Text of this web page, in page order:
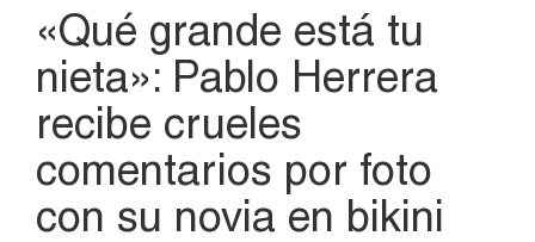
«Qué grande está tu
nieta»: Pablo Herrera
recibe crueles
comentarios por foto
con su novia en bikini